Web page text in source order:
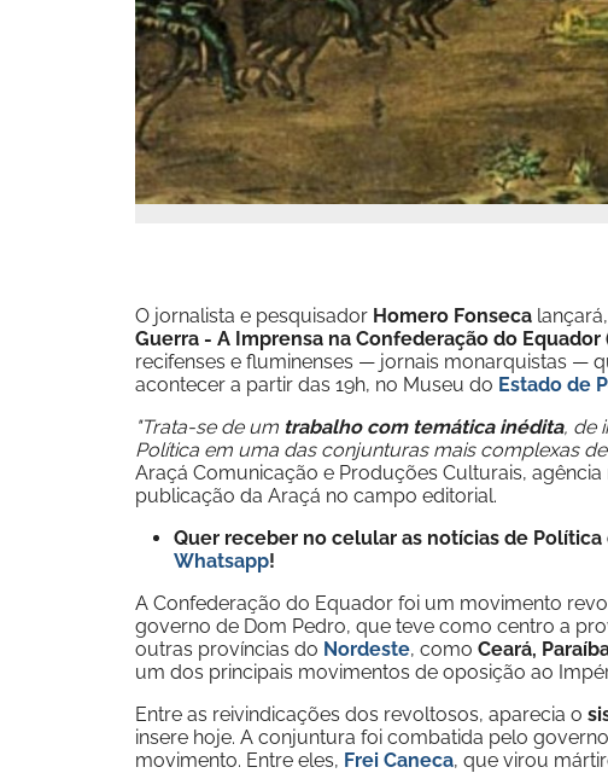
O jornalista e pesquisador Homero Fonseca
Guerra - A Imprensa na Confederação do Equador
recifenses e fluminenses — jornais monarquistas —
acontecer a partir das 19h, no Museu do Estado de
"Trata-se de um trabalho com temática inédita, de
Política em uma das conjunturas mais complexas
Araçá Comunicação e Produções Culturais,
publicação da Araçá no campo editorial.
Quer receber no celular as notícias de
Whatsapp!
A Confederação do Equador foi um movimento
governo de Dom Pedro, que teve como centro a
outras províncias do Nordeste, como Ceará,
um dos principais movimentos de oposição ao
Entre as reivindicações dos revoltosos, aparecia o
insere hoje. A conjuntura foi combatida pelo
movimento. Entre eles, Frei Caneca, que virou